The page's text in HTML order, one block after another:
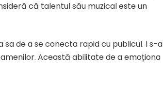
că talentul său muzical este un
de a se conecta rapid cu publicul. I s-a
Această abilitate de a emoționa